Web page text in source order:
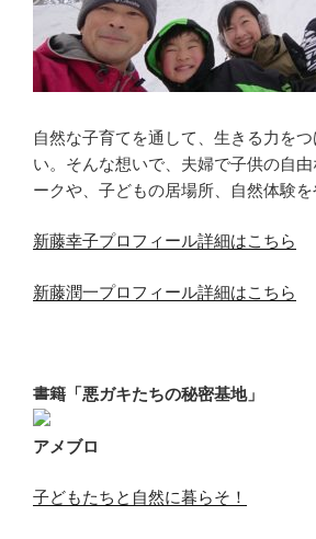
自然な子育てを通して、生きる力を
い。そんな想いで、夫婦で子供の自
ークや、子どもの居場所、自然体験を
新藤幸子プロフィール詳細はこちら
新藤潤一プロフィール詳細はこちら
書籍「悪ガキたちの秘密基地」
アメブロ
子どもたちと自然に暮らそ！